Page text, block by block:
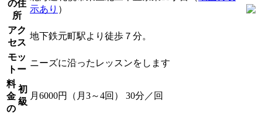
の住
所
示あり ）
アク
セス
地下鉄元町駅より徒歩７分。
モッ
トー
ニーズに沿ったレッスンをします
料
金
の
初
級
月6000円（月3～4回） 30分／回